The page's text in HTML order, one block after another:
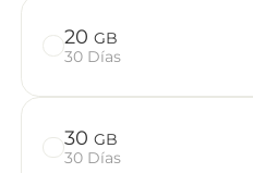
Elija
Instale
20 GB
30 Días
30 GB
30 Días